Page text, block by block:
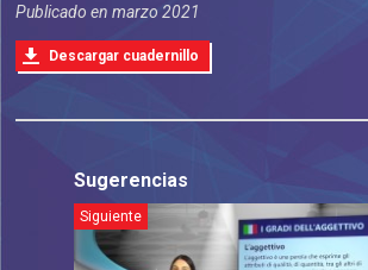
Publicado enmarzo 2021
Descargar cuadernillo
Sugerencias
Siguiente